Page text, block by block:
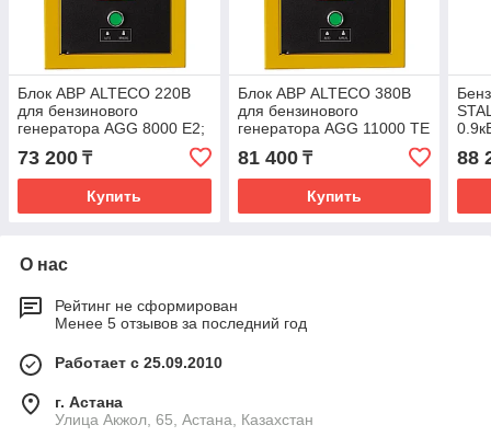
Блок АВР ALTECO 220В
для бензинового
генератора AGG 8000 E2;
AGG 11000 E2
73 200 ₸
Купить
Блок АВР ALTECO 380В
для бензинового
генератора AGG 11000 TE
81 400₸
Купить
88
О нас
Рейтинг не сформирован
Менее 5 отзывов за последний год
Работает с 25.09.2010
г. Астана
Улица Акжол, 65, Астана, Казахстан